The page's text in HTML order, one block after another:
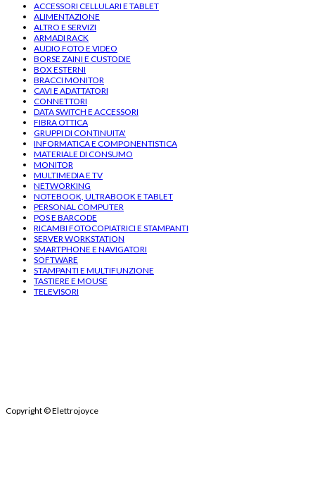
ACCESSORI CELLULARI E TABLET
ALIMENTAZIONE
ALTRO E SERVIZI
ARMADI RACK
AUDIO FOTO E VIDEO
BORSE ZAINI E CUSTODIE
BOX ESTERNI
BRACCI MONITOR
CAVI E ADATTATORI
CONNETTORI
DATA SWITCH E ACCESSORI
FIBRA OTTICA
GRUPPI DI CONTINUITA'
INFORMATICA E COMPONENTISTICA
MATERIALE DI CONSUMO
MONITOR
MULTIMEDIA E TV
NETWORKING
NOTEBOOK, ULTRABOOK E TABLET
PERSONAL COMPUTER
POS E BARCODE
RICAMBI FOTOCOPIATRICI E STAMPANTI
SERVER WORKSTATION
SMARTPHONE E NAVIGATORI
SOFTWARE
STAMPANTI E MULTIFUNZIONE
TASTIERE E MOUSE
TELEVISORI
Copyright© Elettrojoyce